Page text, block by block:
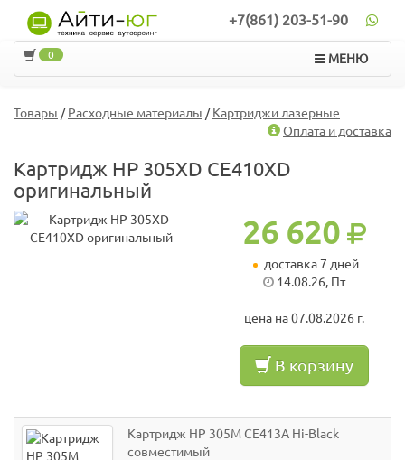
+7(861) 203-51-90
МЕНЮ
0
Товары /Расходные материалы /Картриджи лазерные
Оплата и доставка
Картридж HP 305XD CE410XD
оригинальный
26 620
доставка 7 дней
14.08.26, Пт
цена на 07.08.2026 г.
В корзину
Картридж HP 305M CE413A Hi-Black
совместимый